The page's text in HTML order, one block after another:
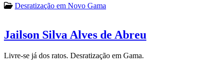
Desratização em Novo Gama
Jailson Silva Alves de Abreu
Livre-se já dos ratos. Desratização em Gama.